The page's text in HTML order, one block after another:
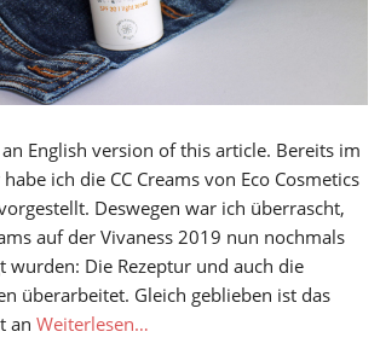
English version of this article. Bereits im
ich die CC Creams von Eco Cosmetics
Deswegen war ich überrascht,
auf der Vivaness 2019 nun nochmals
wurden: Die Rezeptur und auch die
überarbeitet. Gleich geblieben ist das
an Weiterlesen…